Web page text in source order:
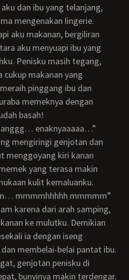
dan ibu yang telanjang,
mengenakan lingerie.
aku menyuapi ibu yang
Penisku masih tegang,
makanan yang
pinggang ibu dan
memeknya dengan
basah!
mengiringi genjotan dan
menggoyang kiri kanan
yang terasa makin
kulit kemaluanku.
karena dari arah samping,
ke mulutku. Demikian
ia dengan iseng
membelai-belai pantat ibu.
bunyinya makin terdengar.